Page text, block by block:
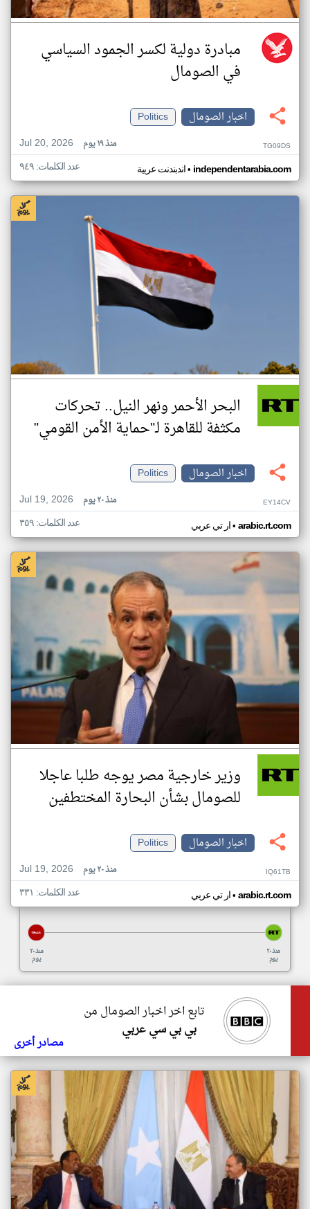
مبادرة دولية لكسر الجمود السياسي
في الصومال
اخبار الصومال
Politics
Jul 20, 2026
منذ ١٩ يوم TG09DS
اندبندنت عربية• independentarabia.com عدد الكلمات: ٩٤٩
البحر الأحمر ونهر النيل.. تحركات
مكثفة للقاهرة لـ"حماية الأمن القومي"
اخبار الصومال
Politics
Jul 19, 2026
منذ ٢٠ يوم EY14CV
ار تي عربي• arabic.rt.com عدد الكلمات: ٣٥٩
وزير خارجية مصر يوجه طلبا عاجلا
للصومال بشأن البحارة المختطفين
اخبار الصومال
Politics
Jul 19, 2026
منذ ٢٠ يوم IQ61TB
ار تي عربي• arabic.rt.com عدد الكلمات: ٣٣١
منذ ٢٠
يوم
منذ ٢٠
يوم
تابع اخر اخبار الصومال من
بي بي سي عربي
مصادر أخرى